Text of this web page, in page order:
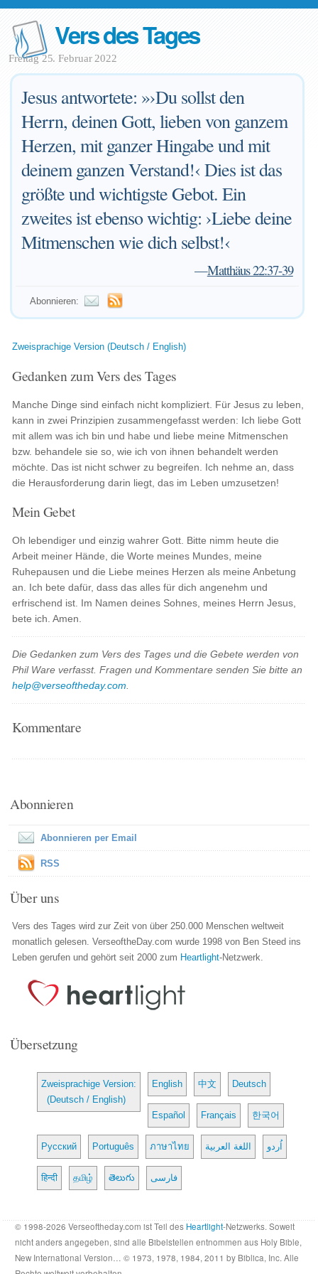
Vers des Tages
Freitag 25. Februar 2022
Jesus antwortete: »›Du sollst den
Herrn, deinen Gott, lieben von ganzem
Herzen, mit ganzer Hingabe und mit
deinem ganzen Verstand!‹ Dies ist das
größte und wichtigste Gebot. Ein
zweites ist ebenso wichtig: ›Liebe deine
Mitmenschen wie dich selbst!‹
—Matthäus 22:37-39
Abonnieren:
Zweisprachige Version (Deutsch / English)
Gedanken zum Vers des Tages
Manche Dinge sind einfach nicht kompliziert. Für Jesus zu leben,
kann in zwei Prinzipien zusammengefasst werden: Ich liebe Gott
mit allem was ich bin und habe und liebe meine Mitmenschen
bzw. behandele sie so, wie ich von ihnen behandelt werden
möchte. Das ist nicht schwer zu begreifen. Ich nehme an, dass
die Herausforderung darin liegt, das im Leben umzusetzen!
Mein Gebet
Oh lebendiger und einzig wahrer Gott. Bitte nimm heute die
Arbeit meiner Hände, die Worte meines Mundes, meine
Ruhepausen und die Liebe meines Herzen als meine Anbetung
an. Ich bete dafür, dass das alles für dich angenehm und
erfrischend ist. Im Namen deines Sohnes, meines Herrn Jesus,
bete ich. Amen.
Die Gedanken zum Vers des Tages und die Gebete werden von
Phil Ware verfasst. Fragen und Kommentare senden Sie bitte an
help@verseoftheday.com
Kommentare
Abonnieren
Abonnieren per Email
RSS
Über uns
Vers des Tages wird zur Zeit von über 250.000 Menschen weltweit
monatlich gelesen. VerseoftheDay.com wurde 1998 von Ben Steed ins
Leben gerufen und gehört seit 2000 zum Heartlight-Netzwerk.
Übersetzung
Zweisprachige Version:
(Deutsch / English)
English 中文 Deutsch
Español Français 한국어
Русский Português ภาษาไทย اللغة العربية اُردو
हिन्दी தமிழ் తెలుగు فارسی
© 1998-2026 Verseoftheday.com ist Teil des Heartlight-Netzwerks. Soweit
nicht anders angegeben, sind alle Bibelstellen entnommen aus Holy Bible,
New International Version… © 1973, 1978, 1984, 2011 by Biblica, Inc. Alle